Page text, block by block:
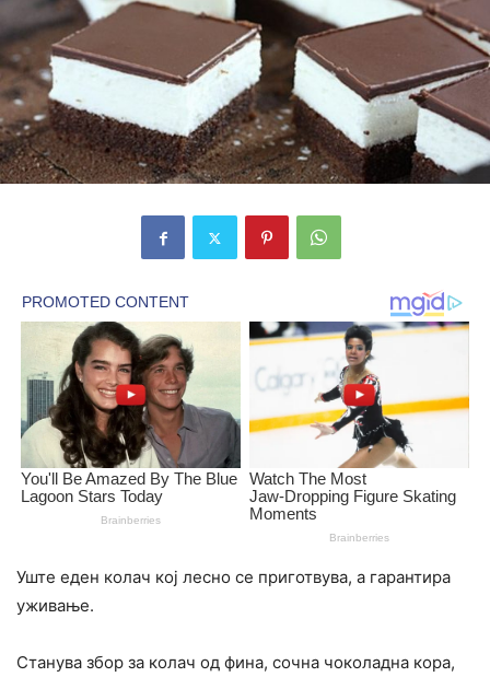
Уште еден колач кој лесно се приготвува, а гарантира
уживање.
Станува збор за колач од фина, сочна чоколадна кора,